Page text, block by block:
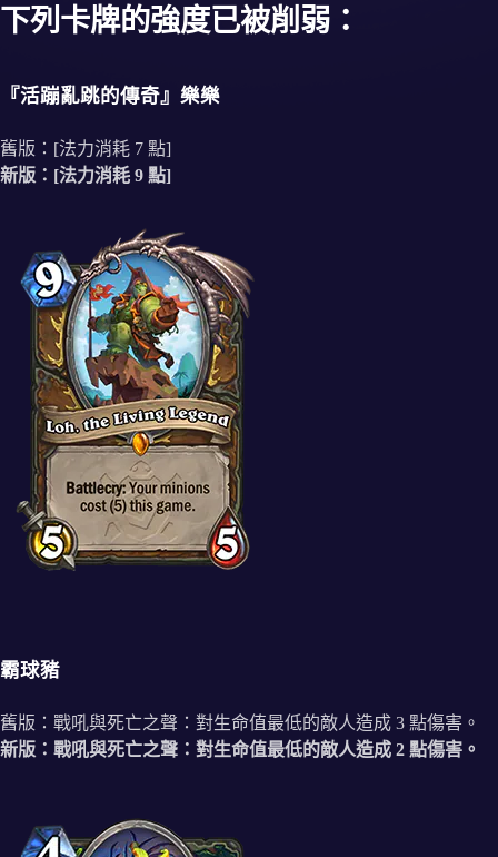
下列卡牌的強度已被削弱：
『活蹦亂跳的傳奇』樂樂
舊版：[法力消耗 7 點]
新版：[法力消耗 9 點]
霸球豬
舊版：戰吼與死亡之聲：對生命值最低的敵人造成 3 點傷害。
新版：戰吼與死亡之聲：對生命值最低的敵人造成 2 點傷害。